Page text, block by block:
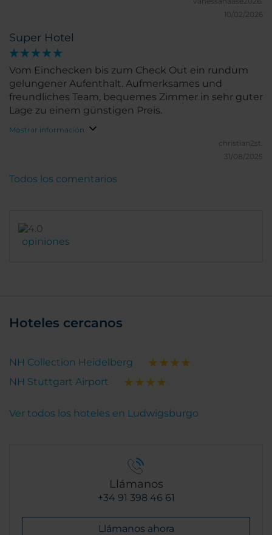
leckere Frühstück. Insgesamt ist jeder Aufenthalt
wieder.
10/02/2026
Super Hotel
Vom Einchecken bis zum Check Out ein rundum
gelungener Aufenthalt. Aufmerksames und
freundliches Team, bequemes Zimmer in sehr guter
Lage zu einem günstigen Preis.
Mostrar información
christian2st.
31/08/2025
opiniones
Todos los comentarios
Hoteles cercanos
NH Collection Heidelberg
NH Stuttgart Airport
Ver todos los hoteles en Ludwigsburgo
Llámanos
+34 91 398 46 61
Llámanos ahora